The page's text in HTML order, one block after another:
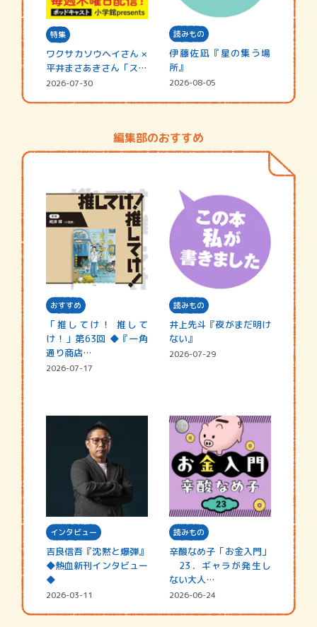
特集
ワクサカソウヘイさん ×
平井まさあきさん「スペ
シャ…
2026-07-30
読みもの
伊藤佐凪『星の集う場
所』
2026-08-05
編集部のおすすめ
おすすめ
「推してけ！ 推して
け！」第63回 ◆『一角
通り商店…
2026-07-17
読みもの
井上先斗『夜がまだ明け
ない』
2026-07-29
インタビュー
吉良信吾『沈黙と爆弾』
◆熱血新刊インタビュー
◆
2026-03-11
読みもの
辛酸なめ子「お金入門」
23．ギャラが発生し
ない大人…
2026-06-24